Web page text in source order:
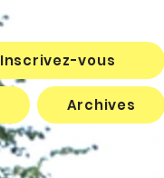
Inscrivez-vous
Archives